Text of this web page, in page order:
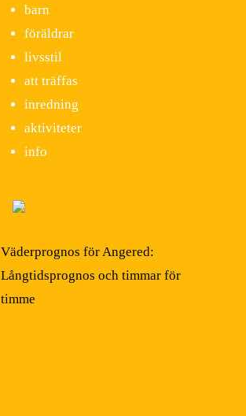
barn
föräldrar
livsstil
att träffas
inredning
aktiviteter
info
Väderprognos för Angered:
Långtidsprognos och timmar för
timme